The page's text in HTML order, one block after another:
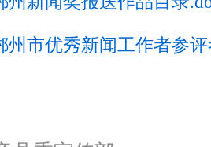
州市优秀新闻工作者参